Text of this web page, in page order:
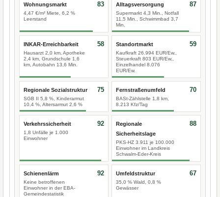
Wohnungsmarkt
4,47 €/m² Miete, 6,2 %
Leerstand
83 Alltagsversorgung
Supermarkt 4,3 Min., Notfall
11,5 Min., Schwimmbad 3,7
Min.
87
INKAR-Erreichbarkeit
Hausarzt 2,0 km, Apotheke
2,4 km, Grundschule 1,6
km, Autobahn 13,6 Min.
58 Standortmarkt
Kaufkraft 26.994 EUR/Ew.,
Steuerkraft 803 EUR/Ew.,
Einzelhandel 8.076
EUR/Ew.
59
Regionale Sozialstruktur
SGB II 5,8 %, Kinderarmut
10,4 %, Altersarmut 2,6 %
75 Fernstraßenumfeld
BASt-Zählstelle 1,8 km,
8.213 Kfz/Tag
70
Verkehrssicherheit
1,8 Unfälle je 1.000
Einwohner
92
Regionale
Sicherheitslage
PKS-HZ 3.911 je 100.000
Einwohner im Landkreis
Schwalm-Eder-Kreis
88
Schienenlärm
Keine betroffenen
Einwohner in der EBA-
Gemeindestatistik
92 Umfeldstruktur
35,0 % Wald, 0,8 %
Gewässer
67